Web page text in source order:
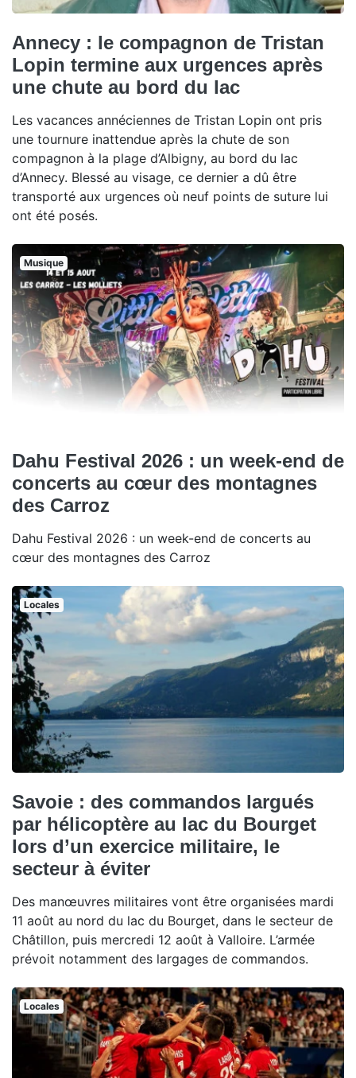
Annecy : le compagnon de Tristan
Lopin termine aux urgences après
une chute au bord du lac
Les vacances annéciennes de Tristan Lopin ont pris
une tournure inattendue après la chute de son
compagnon à la plage d’Albigny, au bord du lac
d’Annecy. Blessé au visage, ce dernier a dû être
transporté aux urgences où neuf points de suture lui
ont été posés.
Musique
Dahu Festival 2026 : un week-end de
concerts au cœur des montagnes
des Carroz
Dahu Festival 2026 : un week-end de concerts au
cœur des montagnes des Carroz
Locales
Savoie : des commandos largués
par hélicoptère au lac du Bourget
lors d’un exercice militaire, le
secteur à éviter
Des manœuvres militaires vont être organisées mardi
11 août au nord du lac du Bourget, dans le secteur de
Châtillon, puis mercredi 12 août à Valloire. L’armée
prévoit notamment des largages de commandos.
Locales